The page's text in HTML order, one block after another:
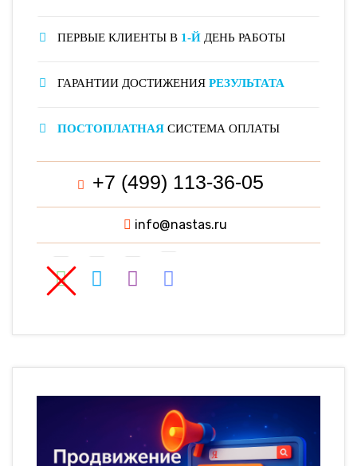
ПЕРВЫЕ КЛИЕНТЫ В 1-Й ДЕНЬ РАБОТЫ
ГАРАНТИИ ДОСТИЖЕНИЯ РЕЗУЛЬТАТА
ПОСТОПЛАТНАЯ СИСТЕМА ОПЛАТЫ
+7 (499) 113-36-05
info@nastas.ru